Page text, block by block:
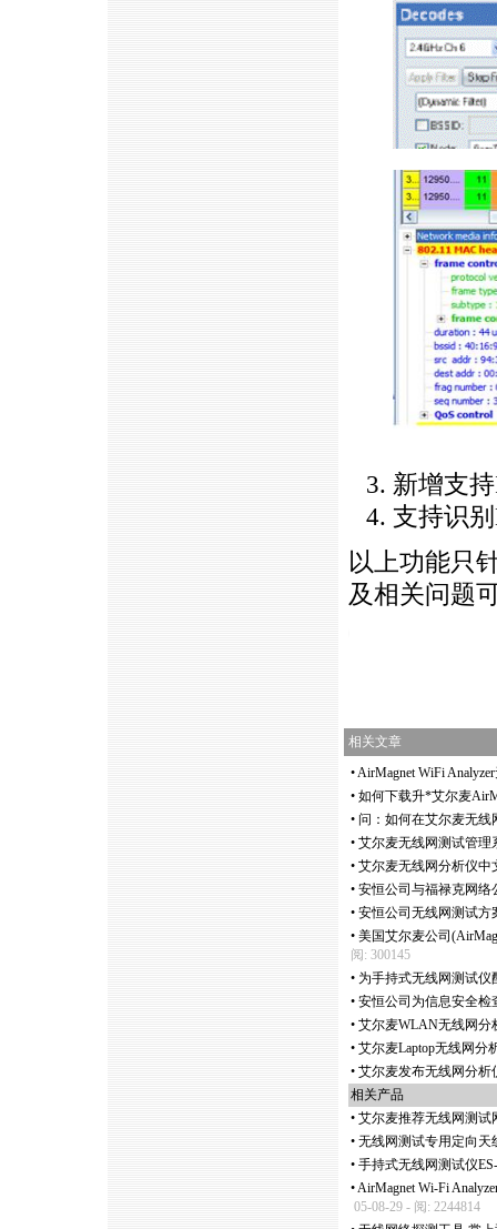
新增支
支持识
以上功能只
及相关问题
相关文章
•AirMagnet WiFi
• 如何下载升*艾尔麦
• 问：如何在艾尔麦无线
• 艾尔麦无线网测试管理
• 艾尔麦无线网分析仪中
• 安恒公司与福禄克网络
• 安恒公司无线网测试方
• 美国艾尔麦公司
阅: 300145
• 为手持式无线网测试
• 安恒公司为信息安全检
• 艾尔麦WLAN无线网分
• 艾尔麦Laptop无线网分
• 艾尔麦发布无线网分析
相关产品
• 艾尔麦推荐无线网测试
• 无线网测试专用定向天
• 手持式无线网测试仪
•AirMagnet Wi-Fi
05-08-29 - 阅: 2244814